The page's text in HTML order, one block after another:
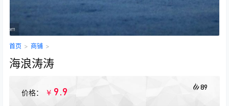
首页 > 商铺 >
海浪涛涛
价格： ￥ 9.9 89